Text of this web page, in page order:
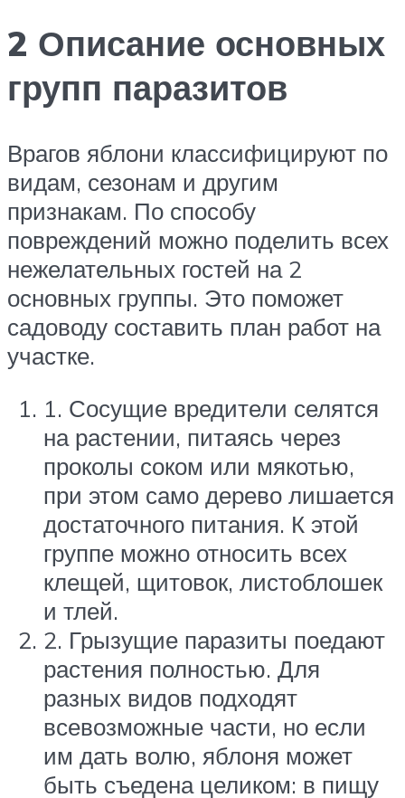
2 Описание основных
групп паразитов
Врагов яблони классифицируют по
видам, сезонам и другим
признакам. По способу
повреждений можно поделить всех
нежелательных гостей на 2
основных группы. Это поможет
садоводу составить план работ на
участке.
1. Сосущие вредители селятся
на растении, питаясь через
проколы соком или мякотью,
при этом само дерево лишается
достаточного питания. К этой
группе можно относить всех
клещей, щитовок, листоблошек
и тлей.
2. Грызущие паразиты поедают
растения полностью. Для
разных видов подходят
всевозможные части, но если
им дать волю, яблоня может
быть съедена целиком: в пищу